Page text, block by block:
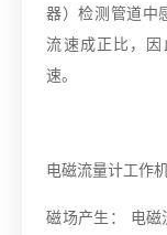
器）检测管道中
流速成正比，
速。
电磁流量计工作
磁场产生： 电磁